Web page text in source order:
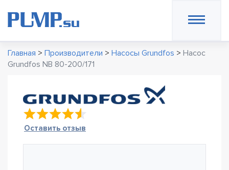
Главная > Производители > Насосы Grundfos > Насос
Grundfos NB 80-200/171
Оставить отзыв